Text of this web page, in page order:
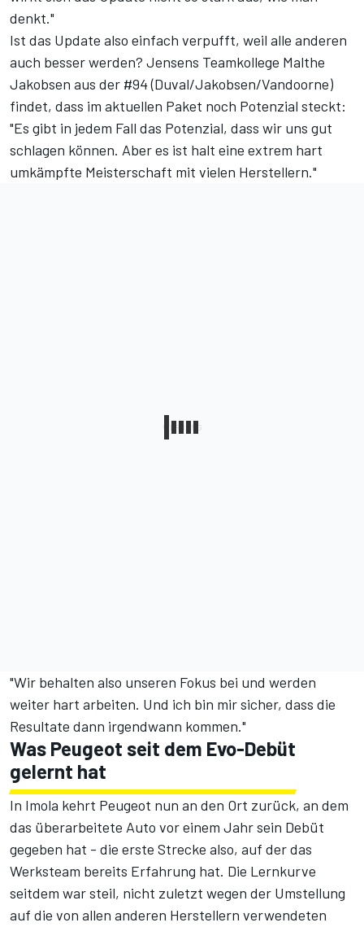
denkt."
Ist das Update also einfach verpufft, weil alle anderen
auch besser werden? Jensens Teamkollege Malthe
Jakobsen aus der #94 (Duval/Jakobsen/Vandoorne)
findet, dass im aktuellen Paket noch Potenzial steckt:
"Es gibt in jedem Fall das Potenzial, dass wir uns gut
schlagen können. Aber es ist halt eine extrem hart
umkämpfte Meisterschaft mit vielen Herstellern."
"Wir behalten also unseren Fokus bei und werden
weiter hart arbeiten. Und ich bin mir sicher, dass die
Resultate dann irgendwann kommen."
Was Peugeot seit dem Evo-Debüt
gelernt hat
In Imola kehrt Peugeot nun an den Ort zurück, an dem
das überarbeitete Auto vor einem Jahr sein Debüt
gegeben hat - die erste Strecke also, auf der das
Werksteam bereits Erfahrung hat. Die Lernkurve
seitdem war steil, nicht zuletzt wegen der Umstellung
auf die von allen anderen Herstellern verwendeten